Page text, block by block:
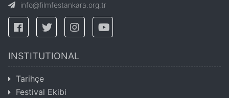
info@filmfestankara.org.tr
INSTITUTIONAL
Tarihçe
Festival Ekibi